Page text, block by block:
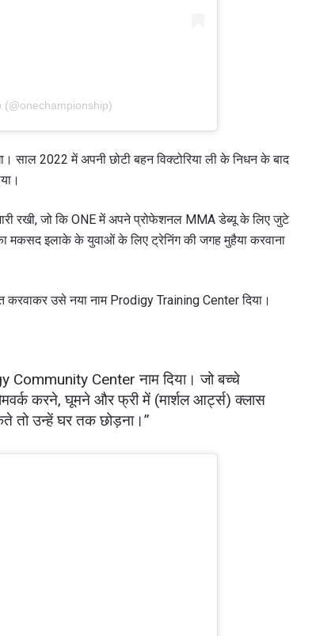
(@onechampionship)
साल 2022 में अपनी छोटी बहन विक्टोरिया ली के निधन के बाद
रखी, जो कि ONE में अपने प्रोफेशनल MMA डेब्यू के लिए जुटे
मकसद इलाके के युवाओं के लिए ट्रेनिंग की जगह मुहैया करवाना
उसे नया नाम Prodigy Training Center दिया।
Community Center नाम दिया। जो बच्चे
करने, घूमने और फ्री में (मार्शल आर्ट्स) क्लास
तो उन्हें घर तक छोड़ना।”